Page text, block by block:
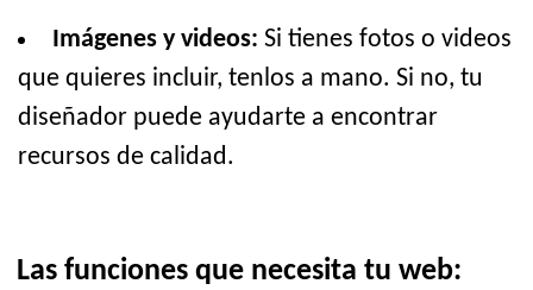
Imágenes y videos: Si tienes fotos o videos
que quieres incluir, tenlos a mano. Si no, tu
diseñador puede ayudarte a encontrar
recursos de calidad.
Las funciones que necesita tu web: